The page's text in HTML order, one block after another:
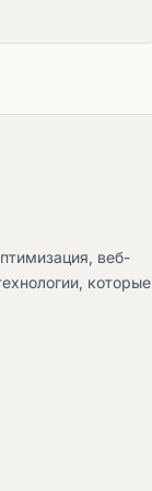
веб-
которые